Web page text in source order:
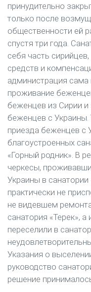
принудительно
только после
общественности ей
спустя три года.
себя часть
средств и
администрация сама
проживание
беженцев из Сирии и
беженцев с Украины.
приезда беженцев с
благоустроенных
«Горный родник». В
черкесы,
Украины в санатории
практически не
не видевшем
санатория «Терек», а
переселили в
Указания о
руководство
решение